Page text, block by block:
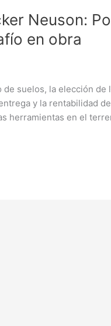
Neuson:
en obra
suelos, la elección de
y la rentabilidad
herramientas en el